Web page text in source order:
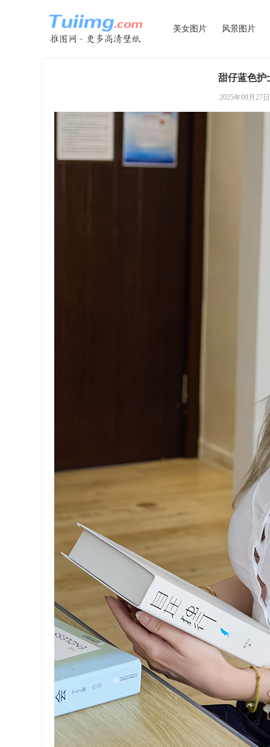
美女图片 风景图片
甜仔蓝色护
2025年09月27